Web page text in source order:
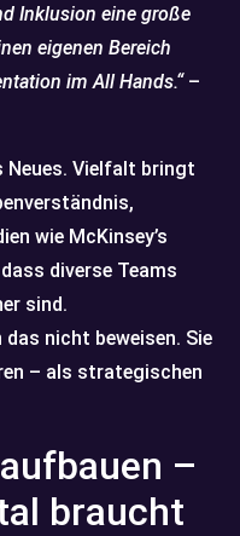
Inklusion eine große
eigenen Bereich
im All Hands.“–
Neues. Vielfalt bringt
wie McKinsey’s
diverse Teams
sind.
nicht beweisen. Sie
– als strategischen
–
braucht